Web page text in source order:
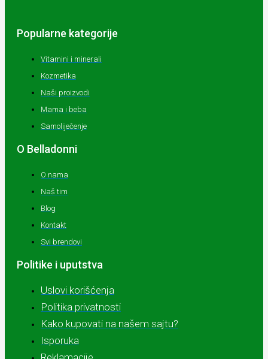
Popularne kategorije
Vitamini i minerali
Kozmetika
Naši proizvodi
Mama i beba
Samoliječenje
O Belladonni
O nama
Naš tim
Blog
Kontakt
Svi brendovi
Politike i uputstva
Uslovi korišćenja
Politika privatnosti
Kako kupovati na našem sajtu?
Isporuka